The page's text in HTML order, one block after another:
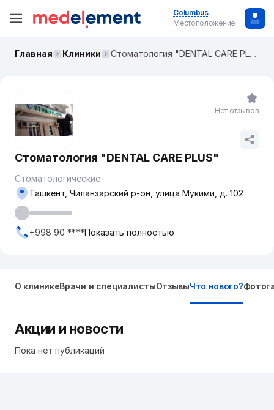
Columbus
Местоположение
Главная Клиники Стоматология "DENTAL CARE PLUS"
Стоматология "DENTAL CARE PLUS"
Стоматологические
Ташкент, Чиланзарский р-он, улица Мукими, д. 102
+998 90 ****Показать полностью
Нет отзывов
О клиникеВрачи и специалистыОтзывыЧто нового?
Акции и новости
Пока нет публикаций